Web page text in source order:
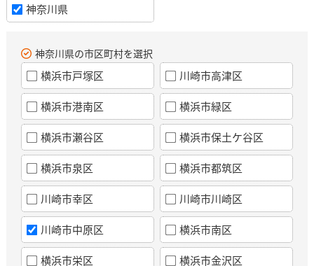
神奈川県
神奈川県の市区町村を選択
横浜市戸塚区 川崎市高津区
横浜市港南区 横浜市緑区
横浜市瀬谷区 横浜市保土ケ谷区
横浜市泉区 横浜市都筑区
川崎市幸区 川崎市川崎区
川崎市中原区 横浜市南区
横浜市栄区 横浜市金沢区